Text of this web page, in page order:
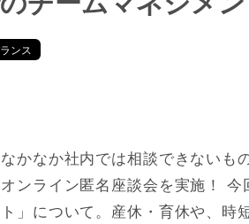
ンス
かなか社内では相談できないも
ンライン匿名座談会を実施！
」について。産休・育休や、時